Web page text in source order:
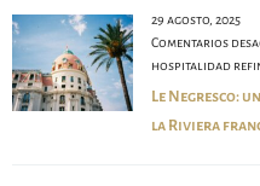
29 agosto, 2025
Comentarios
hospitalidad
Le Negresco:
la Riviera